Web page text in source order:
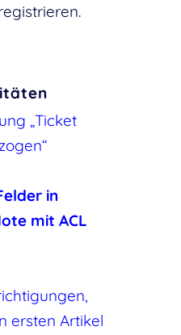
„Ticket
in
mit ACL
ersten Artikel